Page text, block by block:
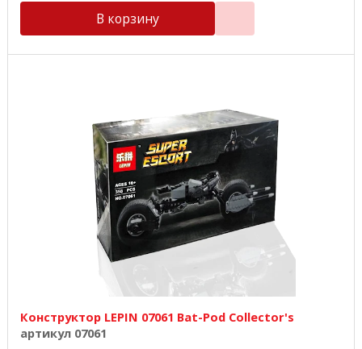
В корзину
Конструктор LEPIN 07061 Bat-Pod Collector's
артикул 07061